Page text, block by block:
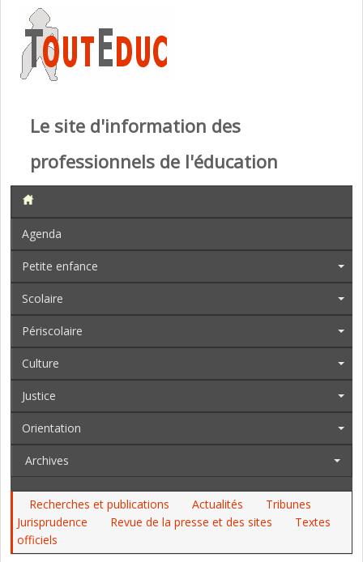
Le site d'information des
professionnels de l'éducation
Agenda
Petite enfance
Scolaire
Périscolaire
Culture
Justice
Orientation
Archives
Recherches et publications Actualités
Tribunes
Jurisprudence
Revue de la presse et des sites
Textes
officiels